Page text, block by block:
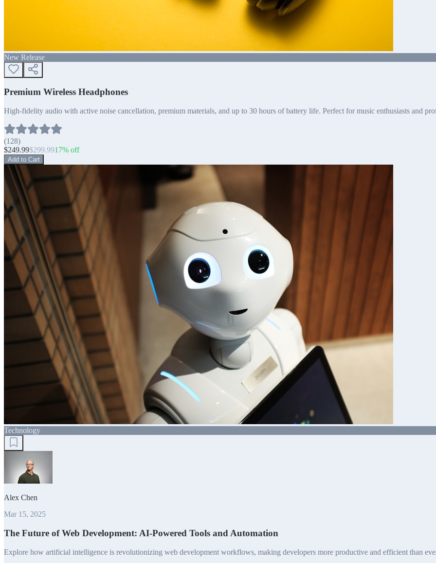
New Release
Premium Wireless Headphones
High-fidelity audio with active noise cancellation, premium materials, and up to 30 hours of battery life. Perfect for music enthusiasts and
(128)
$249.99$299.9917% off
Add to Cart
Technology
Alex Chen
Mar 15, 2025
The Future of Web Development: AI-Powered Tools and Automation
Explore how artificial intelligence is revolutionizing web development workflows, making developers more productive and efficient than